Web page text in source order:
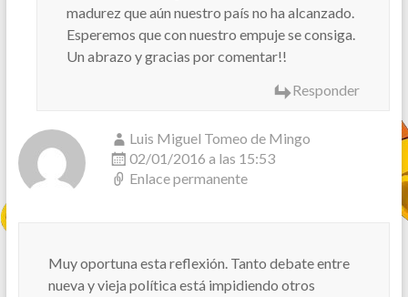
madurez que aún nuestro país no ha alcanzado.
Esperemos que con nuestro empuje se consiga.
Un abrazo y gracias por comentar!!
Responder
Luis Miguel Tomeo de Mingo
02/01/2016 a las 15:53
Enlace permanente
Muy oportuna esta reflexión. Tanto debate entre
nueva y vieja política está impidiendo otros